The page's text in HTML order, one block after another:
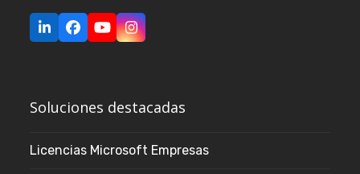
LinkedInFacebook
YouTubeInstagram
Soluciones destacadas
Licencias Microsoft Empresas